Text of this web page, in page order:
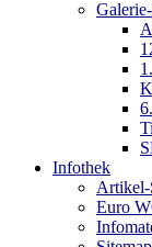
Infothek
Artikel-
Euro